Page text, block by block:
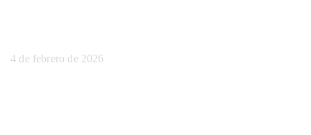
4 de febrero de 2026